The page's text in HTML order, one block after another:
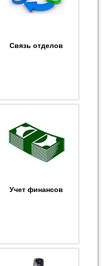
Связь отделов
Учет финансов